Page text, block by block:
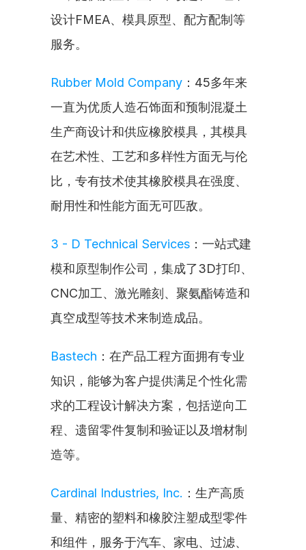
设计FMEA、模具原型、配方配制等
服务。
Rubber Mold Company ：45多年来
一直为优质人造石饰面和预制混凝土
生产商设计和供应橡胶模具，其模具
在艺术性、工艺和多样性方面无与伦
比，专有技术使其橡胶模具在强度、
耐用性和性能方面无可匹敌。
3 - D Technical Services ：一站式建
模和原型制作公司，集成了3D打印、
CNC加工、激光雕刻、聚氨酯铸造和
真空成型等技术来制造成品。
Bastech ：在产品工程方面拥有专业
知识，能够为客户提供满足个性化需
求的工程设计解决方案，包括逆向工
程、遗留零件复制和验证以及增材制
造等。
Cardinal Industries, Inc. ：生产高质
量、精密的塑料和橡胶注塑成型零件
和组件，服务于汽车、家电、过滤、